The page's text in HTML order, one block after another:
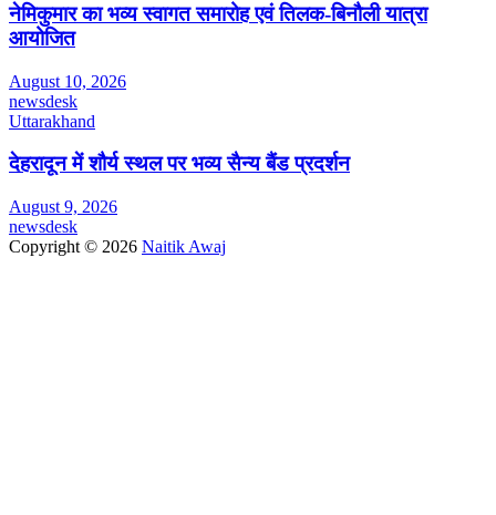
नेमिकुमार का भव्य स्वागत समारोह एवं तिलक-बिनौली यात्रा
आयोजित
August 10, 2026
newsdesk
Uttarakhand
देहरादून में शौर्य स्थल पर भव्य सैन्य बैंड प्रदर्शन
August 9, 2026
newsdesk
Copyright © 2026 Naitik Awaj